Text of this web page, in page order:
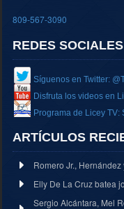
809-567-3090
REDES SOCIALES
Síguenos en Twitter:
Disfruta los videos en
Programa de Licey TV:
ARTÍCULOS
Romero Jr.,
Elly De La Cruz batea
Sergio Alcántara, Mel